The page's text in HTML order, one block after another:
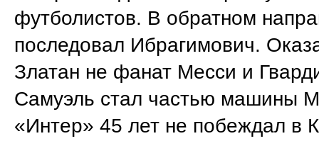
футболистов. В обратном
последовал Ибрагимович.
Златан не фанат Месси и
Самуэль стал частью машины
«Интер» 45 лет не побеждал в